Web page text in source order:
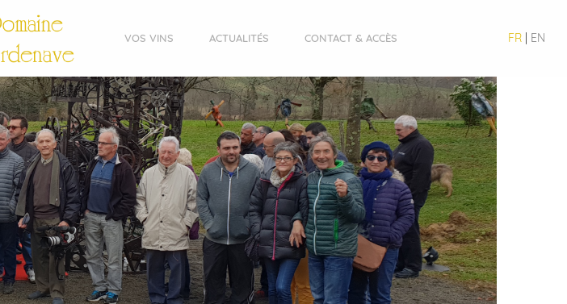
VOS VINS ACTUALITÉS CONTACT & ACCÈS FR EN